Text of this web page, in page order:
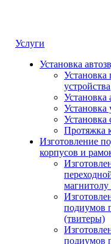
Услуги
Установка
Установка
устройства
Установка
Установка
Установка
Протяжка
Изготовление
корпусов и
подиумов
(твитеры)
подиумов